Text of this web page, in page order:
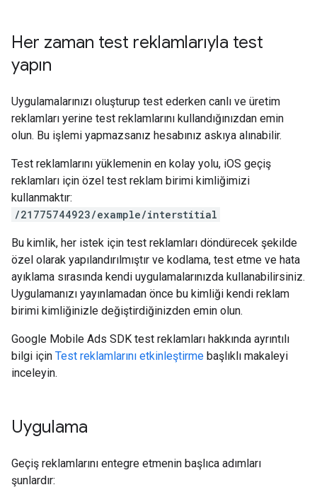
Her zaman test reklamlarıyla test
yapın
Uygulamalarınızı oluşturup test ederken canlı ve üretim
reklamları yerine test reklamlarını kullandığınızdan emin
olun. Bu işlemi yapmazsanız hesabınız askıya alınabilir.
Test reklamlarını yüklemenin en kolay yolu, iOS geçiş
reklamları için özel test reklam birimi kimliğimizi
kullanmaktır:
/21775744923/example/interstitial
Bu kimlik, her istek için test reklamları döndürecek şekilde
özel olarak yapılandırılmıştır ve kodlama, test etme ve hata
ayıklama sırasında kendi uygulamalarınızda kullanabilirsiniz.
Uygulamanızı yayınlamadan önce bu kimliği kendi reklam
birimi kimliğinizle değiştirdiğinizden emin olun.
Google Mobile Ads SDK test reklamları hakkında ayrıntılı
bilgi için Test reklamlarını etkinleştirme başlıklı makaleyi
inceleyin.
Uygulama
Geçiş reklamlarını entegre etmenin başlıca adımları
şunlardır: